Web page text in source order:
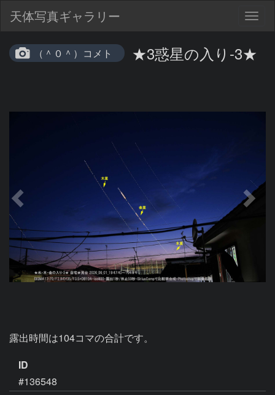
天体写真ギャラリー
（＾０＾）コメト ★3惑星の入り-3★
露出時間は104コマの合計です。
ID
#136548